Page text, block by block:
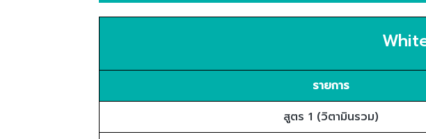
รายการ
สูตร 1 (วิตามินรวม)